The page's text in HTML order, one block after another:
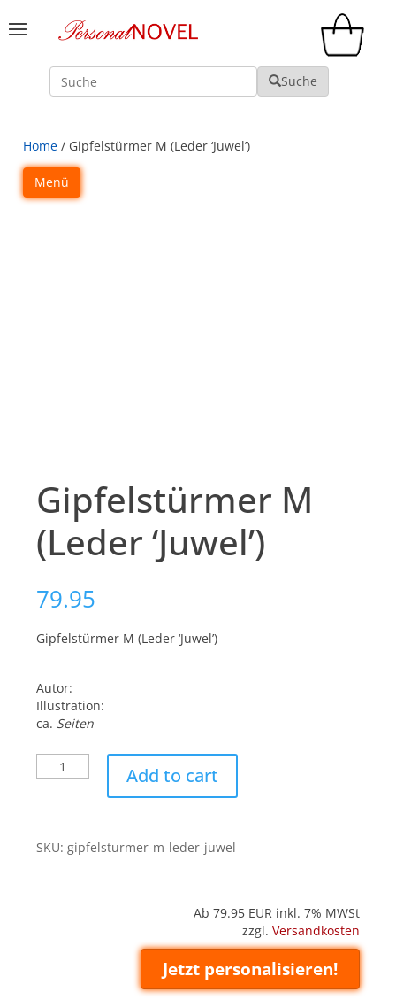
Suche Suche
Home / Gipfelstürmer M (Leder ‘Juwel’)
Menü
Gipfelstürmer M
(Leder ‘Juwel’)
79.95
Gipfelstürmer M (Leder ‘Juwel’)
Autor:
Illustration:
ca. Seiten
Gipfelstürmer
M
quantity
Add to cart
SKU:gipfelsturmer-m-leder-juwel
Ab 79.95 EUR inkl. 7% MWSt
zzgl. Versandkosten
Jetzt personalisieren!